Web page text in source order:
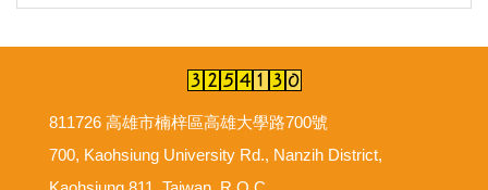
811726 高雄市楠梓區高雄大學路700號
700, Kaohsiung University Rd., Nanzih District,